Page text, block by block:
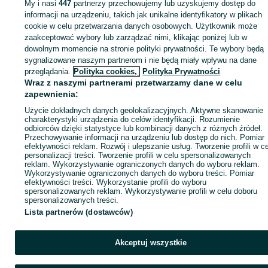
Zaloguj się / Załóż konto
Kup
My i nasi447 partnerzy przechowujemy lub uzyskujemy dostęp do
informacji na urządzeniu, takich jak unikalne identyfikatory w plikach
cookie w celu przetwarzania danych osobowych. Użytkownik może
zaakceptować wybory lub zarządzać nimi, klikając poniżej lub w
dowolnym momencie na stronie polityki prywatności. Te wybory będą
sygnalizowane naszym partnerom i nie będą miały wpływu na dane
przeglądania. Polityka cookies, Polityka Prywatności
Wraz z naszymi partnerami przetwarzamy dane w celu
zapewnienia:
Użycie dokładnych danych geolokalizacyjnych. Aktywne skanowanie
charakterystyki urządzenia do celów identyfikacji. Rozumienie
odbiorców dzięki statystyce lub kombinacji danych z różnych źródeł.
Przechowywanie informacji na urządzeniu lub dostęp do nich. Pomiar
efektywności reklam. Rozwój i ulepszanie usług. Tworzenie profili w
personalizacji treści. Tworzenie profili w celu spersonalizowanych
reklam. Wykorzystywanie ograniczonych danych do wyboru reklam.
Wykorzystywanie ograniczonych danych do wyboru treści. Pomiar
efektywności treści. Wykorzystanie profili do wyboru
spersonalizowanych reklam. Wykorzystywanie profili w celu doboru
spersonalizowanych treści.
Lista partnerów (dostawców)
Akceptuj wszystkie